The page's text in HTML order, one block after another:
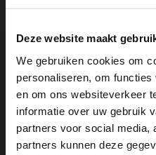
Deze website maakt
We gebruiken cookies om
personaliseren, om
en om ons websiteverkeer
informatie over uw gebruik
partners voor social media,
partners kunnen deze
Gratis